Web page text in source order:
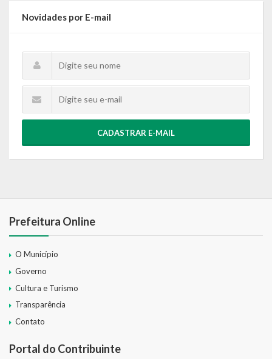
Novidades por E-mail
CADASTRAR E-MAIL
Prefeitura Online
O Município
Governo
Cultura e Turismo
Transparência
Contato
Portal do Contribuinte